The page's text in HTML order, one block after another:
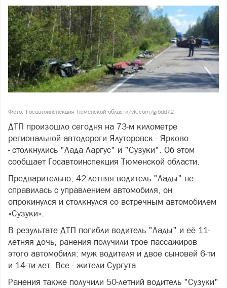
Фото: Госавтоинспекция Тюменской области/vk.com/gibdd72
ДТП произошло сегодня на 73-м километре
региональной автодороги Ялуторовск - Ярково.
- столкнулись "Лада Ларгус" и "Сузуки". Об этом
сообщает Госавтоинспекция Тюменской области.
Предварительно, 42-летняя водитель "Лады" не
справилась с управлением автомобиля, он
опрокинулся и столкнулся со встречным автомобилем
«Сузуки».
В результате ДТП погибли водитель "Лады" и её 11-
летняя дочь, ранения получили трое пассажиров
этого автомобиля: муж водителя и двое сыновей 6-ти
и 14-ти лет. Все - жители Сургута.
Ранения также получили 50-летний водитель "Сузуки"